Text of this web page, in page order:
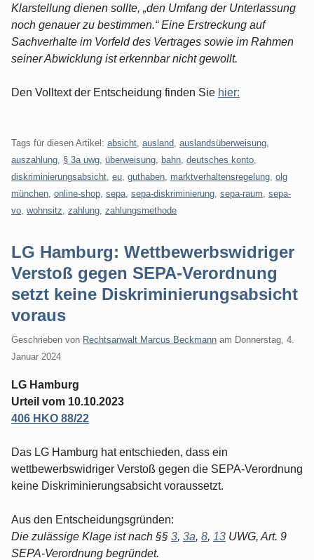
Klarstellung dienen sollte, „den Umfang der Unterlassung
noch genauer zu bestimmen.“ Eine Erstreckung auf
Sachverhalte im Vorfeld des Vertrages sowie im Rahmen
seiner Abwicklung ist erkennbar nicht gewollt.
Den Volltext der Entscheidung finden Sie hier:
Tags für diesen Artikel: absicht ausland auslandsüberweisung
auszahlung § 3a uwg überweisung bahn deutsches konto
diskriminierungsabsicht eu guthaben marktverhaltensregelung olg
münchen online-shop sepa sepa-diskriminierung sepa-raum sepa-
vo wohnsitz zahlung zahlungsmethode
LG Hamburg: Wettbewerbswidriger
Verstoß gegen SEPA-Verordnung
setzt keine Diskriminierungsabsicht
voraus
Geschrieben von Rechtsanwalt Marcus Beckmann am Donnerstag, 4.
Januar 2024
LG Hamburg
Urteil vom 10.10.2023
406 HKO 88/22
Das LG Hamburg hat entschieden, dass ein
wettbewerbswidriger Verstoß gegen die SEPA-Verordnung
keine Diskriminierungsabsicht voraussetzt.
Aus den Entscheidungsgründen:
Die zulässige Klage ist nach §§ 3, 3a, 8, 13 UWG, Art. 9
SEPA-Verordnung begründet.